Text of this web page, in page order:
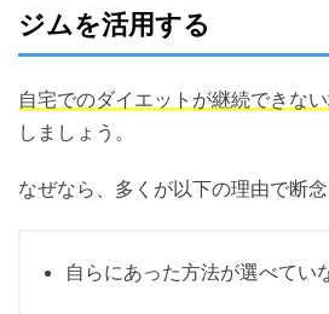
ジムを活用する
自宅でのダイエットが継続できな
しましょう。
なぜなら、多くが以下の理由で断念
自らにあった方法が選べてい